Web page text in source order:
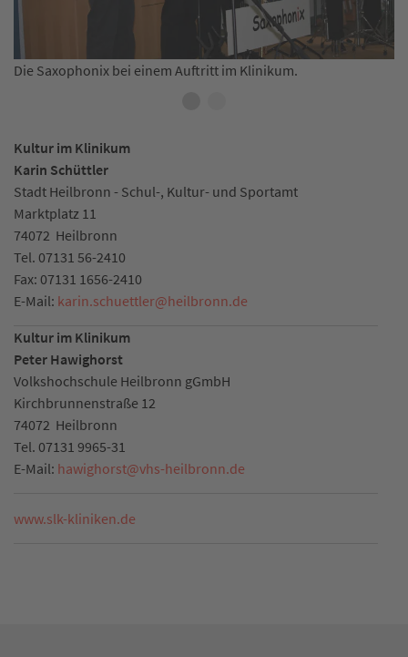
Die Saxophonix bei einem Auftritt im Klinikum.
Kultur im Klinikum
Karin Schüttler
Stadt Heilbronn - Schul-, Kultur- und Sportamt
Marktplatz 11
74072 Heilbronn
Tel. 07131 56-2410
Fax: 07131 1656-2410
E-Mail: karin.schuettler@heilbronn.de
Kultur im Klinikum
Peter Hawighorst
Volkshochschule Heilbronn gGmbH
Kirchbrunnenstraße 12
74072 Heilbronn
Tel. 07131 9965-31
E-Mail: hawighorst@vhs-heilbronn.de
www.slk-kliniken.de